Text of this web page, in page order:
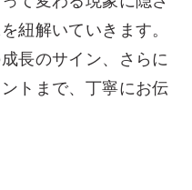
紐解いていきます。
長のサイン、さらに
トまで、丁寧にお伝